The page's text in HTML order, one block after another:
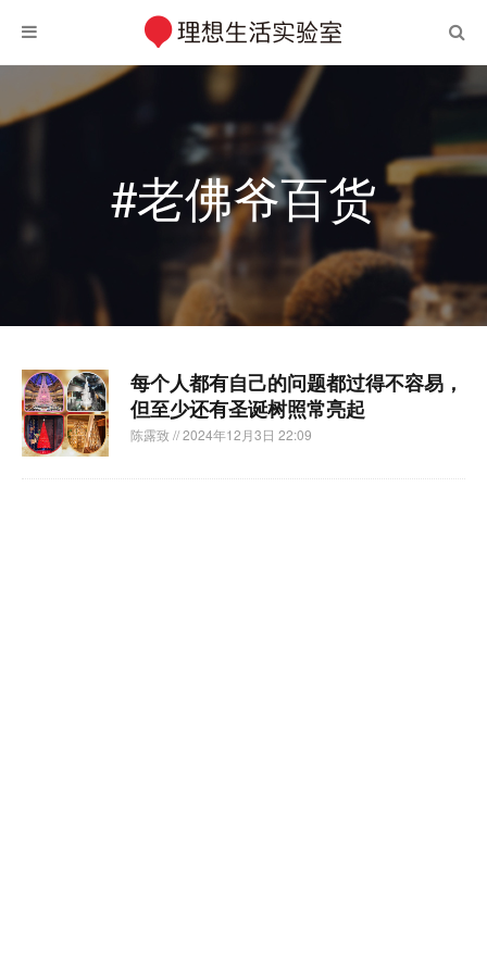
#老佛爷百货
每个人都有自己的问题都过得不容易，
但至少还有圣诞树照常亮起
陈露致// 2024年12月3日 22:09